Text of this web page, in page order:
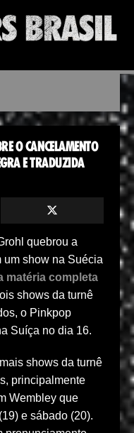
O CANCELAMENTO
E TRADUZIDA
quebrou a
um show na Suécia
matéria completa
shows da turnê
o Pinkpop
Suíça no dia 16.
shows da turnê
principalmente
Wembley que
e sábado (20).